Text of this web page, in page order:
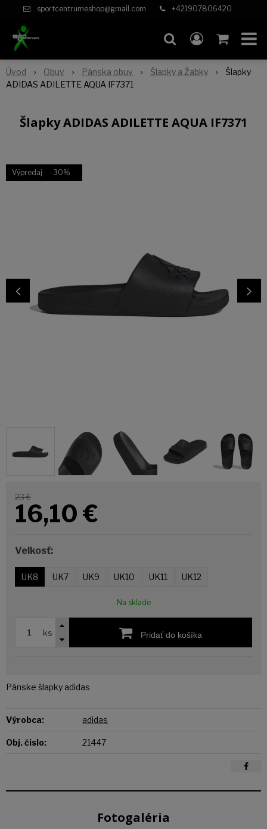
sportcentrumeshop@gmail.com +421907806420
Úvod Obuv Pánska obuv Šlapky a Žabky
Šlapky
ADIDAS ADILETTE AQUA IF7371
Šlapky ADIDAS ADILETTE AQUA IF7371
Výpredaj -30%
23 €
16,10 €
Veľkosť:
UK8 UK7 UK9 UK10 UK11 UK12
Na sklade
ks Pridať do košíka
Pánske šlapky adidas
Výrobca: adidas
Obj. čislo: 21447
Fotogaléria